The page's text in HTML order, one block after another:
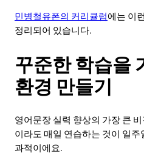
민병철유폰의 커리큘럼에는 이
정리되어 있습니다.
꾸준한 학습을
환경 만들기
영어문장 실력 향상의 가장 큰
이라도 매일 연습하는 것이 일
과적이에요.